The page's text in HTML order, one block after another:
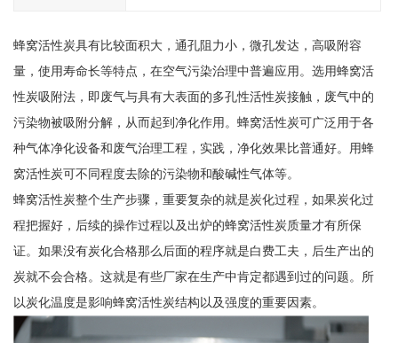
蜂窝活性炭具有比较面积大，通孔阻力小，微孔发达，高吸附容
量，使用寿命长等特点，在空气污染治理中普遍应用。选用蜂窝活
性炭吸附法，即废气与具有大表面的多孔性活性炭接触，废气中的
污染物被吸附分解，从而起到净化作用。蜂窝活性炭可广泛用于各
种气体净化设备和废气治理工程，实践，净化效果比普通好。用蜂
窝活性炭可不同程度去除的污染物和酸碱性气体等。
蜂窝活性炭整个生产步骤，重要复杂的就是炭化过程，如果炭化过
程把握好，后续的操作过程以及出炉的蜂窝活性炭质量才有所保
证。如果没有炭化合格那么后面的程序就是白费工夫，后生产出的
炭就不会合格。这就是有些厂家在生产中肯定都遇到过的问题。所
以炭化温度是影响蜂窝活性炭结构以及强度的重要因素。